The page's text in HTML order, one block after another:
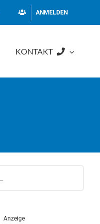
ANMELDEN
KONTAKT
Anzeige